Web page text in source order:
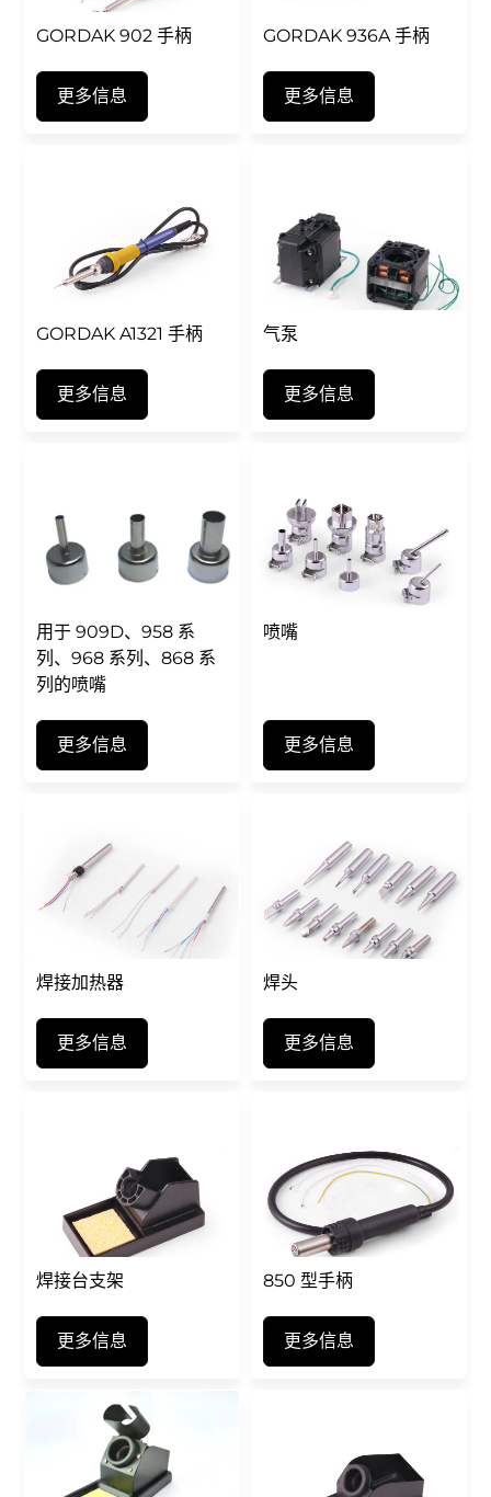
GORDAK 902 手柄
更多信息
GORDAK 936A 手柄
更多信息
GORDAK A1321 手柄
更多信息
气泵
更多信息
用于 909D、958 系
列、968 系列、868 系
列的喷嘴
更多信息
喷嘴
更多信息
焊接加热器
更多信息
焊头
更多信息
焊接台支架
更多信息
850 型手柄
更多信息